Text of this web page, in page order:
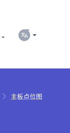
主板点位图